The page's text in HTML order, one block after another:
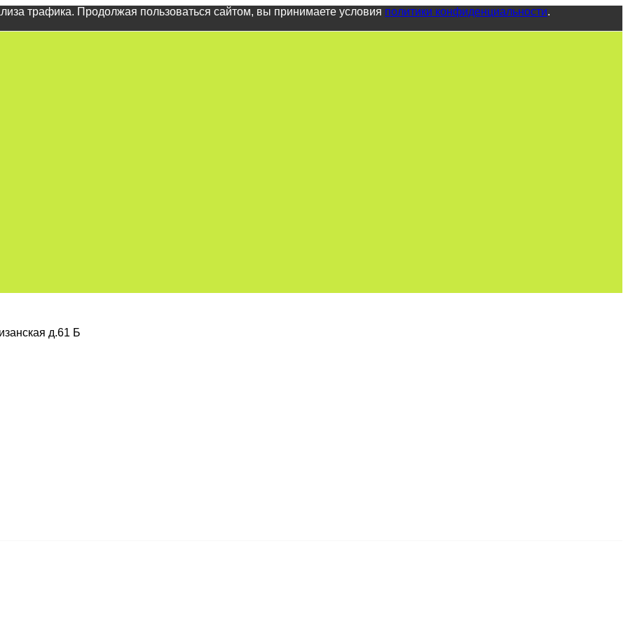
трафика. Продолжая пользоваться сайтом, вы принимаете условия политики конфиденциальности.
д.61 Б